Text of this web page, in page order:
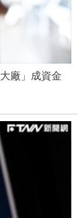
廠」成資金